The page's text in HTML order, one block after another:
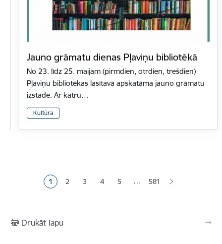
Jauno grāmatu dienas Pļaviņu bibliotēkā
No 23. līdz 25. maijam (pirmdien, otrdien, trešdien)
Pļaviņu bibliotēkas lasītavā apskatāma jauno grāmatu
izstāde. Ar katru…
Kultūra
Pašreizējā lapa
1 Lapa
2 Lapa
3 Lapa
4 Lapa
5 … 581
Drukāt lapu